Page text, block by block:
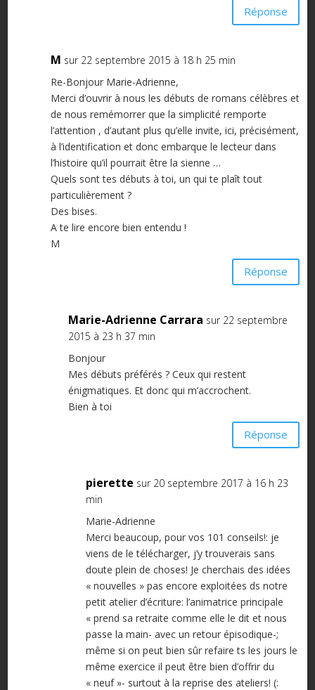
Réponse
M sur 22 septembre 2015 à 18 h 25 min
Re-Bonjour Marie-Adrienne,
Merci d’ouvrir à nous les débuts de romans célèbres et
de nous remémorrer que la simplicité remporte
l’attention , d’autant plus qu’elle invite, ici, précisément,
à l’identification et donc embarque le lecteur dans
l’histoire qu’il pourrait être la sienne …
Quels sont tes débuts à toi, un qui te plaît tout
particulièrement ?
Des bises.
A te lire encore bien entendu !
M
Réponse
Marie-Adrienne Carrara sur 22 septembre
2015 à 23 h 37 min
Bonjour
Mes débuts préférés ? Ceux qui restent
énigmatiques. Et donc qui m’accrochent.
Bien à toi
Réponse
pierette sur 20 septembre 2017 à 16 h 23
min
Marie-Adrienne
Merci beaucoup, pour vos 101 conseils!: je
viens de le télécharger, j’y trouverais sans
doute plein de choses! Je cherchais des idées
« nouvelles » pas encore exploitées ds notre
petit atelier d’écriture: l’animatrice principale
« prend sa retraite comme elle le dit et nous
passe la main- avec un retour épisodique-;
même si on peut bien sûr refaire ts les jours le
même exercice il peut être bien d’offrir du
« neuf »- surtout à la reprise des ateliers! (: